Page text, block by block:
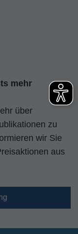
mehr
über
zu
wir Sie
aus